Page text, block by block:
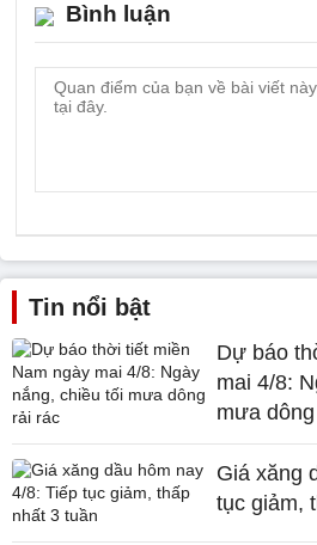
Bình luận
Tin nổi bật
Dự báo
mai 4/8:
mưa
Giá xăng
tục giảm,